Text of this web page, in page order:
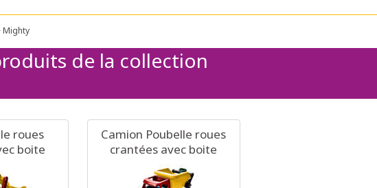
Mighty
de la collection
roues
boite
Camion Poubelle roues
crantées avec boite